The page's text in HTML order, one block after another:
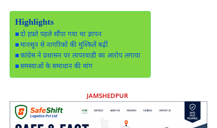
Highlights
दो हफ़्ते पहले सौंपा गया था ज्ञापन
मानसून से नागरिकों की मुश्किलें बढ़ीं
कांग्रेस ने प्रशासन पर लापरवाही का आरोप लगाया
समस्याओं के समाधान की मांग
JAMSHEDPUR